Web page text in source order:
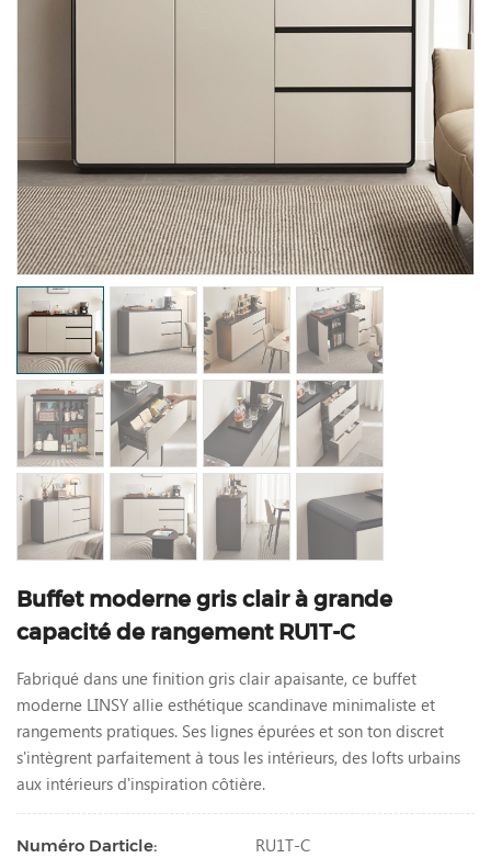
Buffet moderne gris clair à grande
capacité de rangement RU1T-C
Fabriqué dans une finition gris clair apaisante, ce buffet
moderne LINSY allie esthétique scandinave minimaliste et
rangements pratiques. Ses lignes épurées et son ton discret
s'intègrent parfaitement à tous les intérieurs, des lofts urbains
aux intérieurs d'inspiration côtière.
Numéro Darticle: RU1T-C